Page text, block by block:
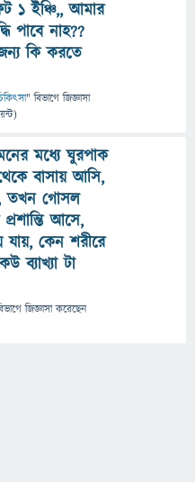
১ ইঞ্চি,, আমার
পাবে নাহ??
কি করতে
" বিভাগে জিজ্ঞাসা
মধ্যে ঘুরপাক
বাসায় আসি,
তখন গোসল
আসে,
যায়, কেন শরীরে
ব্যাখ্যা টা
জিজ্ঞাসাকরেছেন